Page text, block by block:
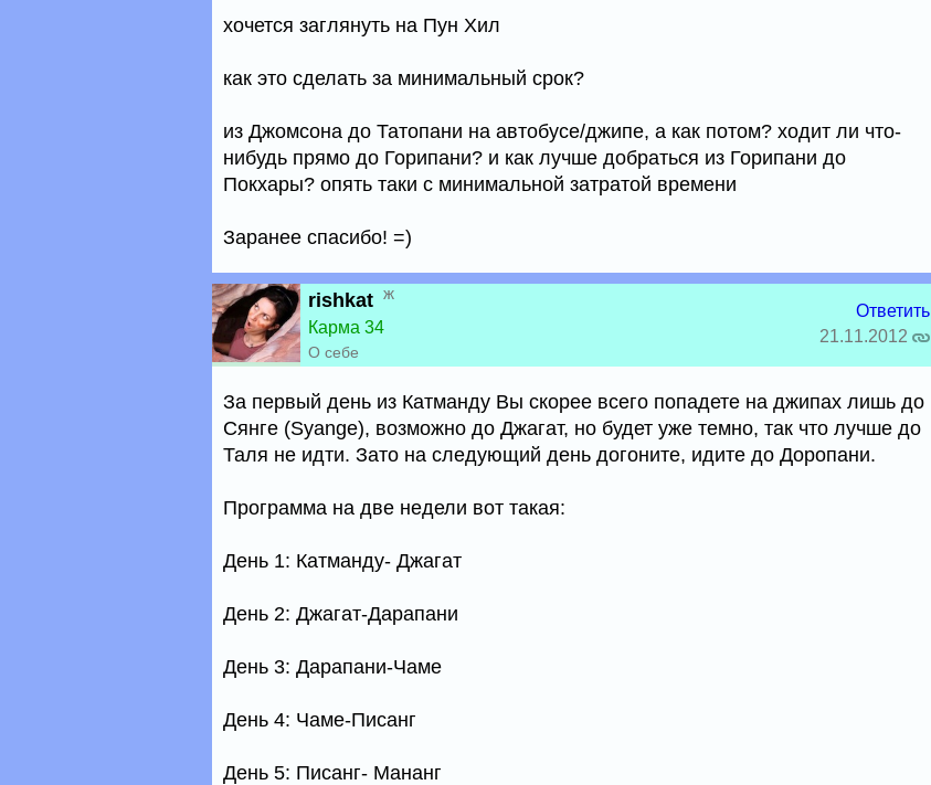
хочется заглянуть на Пун Хил
как это сделать за минимальный срок?
из Джомсона до Татопани на автобусе/джипе, а как потом? ходит ли что-
нибудь прямо до Горипани? и как лучше добраться из Горипани до
Покхары? опять таки с минимальной затратой времени
Заранее спасибо! =)
rishkat ж
Карма 34
О себе
Ответить
21.11.2012
За первый день из Катманду Вы скорее всего попадете на джипах лишь до
Сянге (Syange), возможно до Джагат, но будет уже темно, так что лучше до
Таля не идти. Зато на следующий день догоните, идите до Доропани.
Программа на две недели вот такая:
День 1: Катманду- Джагат
День 2: Джагат-Дарапани
День 3: Дарапани-Чаме
День 4: Чаме-Писанг
День 5: Писанг- Мананг